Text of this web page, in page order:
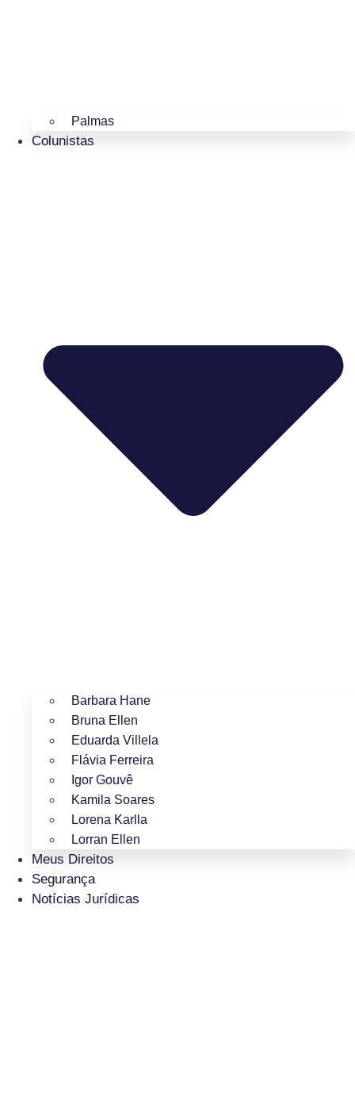
Palmas
Colunistas
Barbara Hane
Bruna Ellen
Eduarda Villela
Flávia Ferreira
Igor Gouvê
Kamila Soares
Lorena Karlla
Lorran Ellen
Meus Direitos
Segurança
Notícias Jurídicas